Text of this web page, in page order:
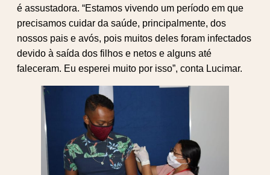
é assustadora. “Estamos vivendo um período em que
precisamos cuidar da saúde, principalmente, dos
nossos pais e avós, pois muitos deles foram infectados
devido à saída dos filhos e netos e alguns até
faleceram. Eu esperei muito por isso”, conta Lucimar.